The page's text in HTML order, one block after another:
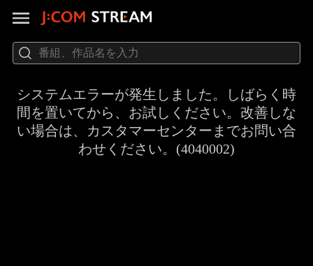
システムエラーが発生しました。しばらく時
間を置いてから、お試しください。改善しな
い場合は、カスタマーセンターまでお問い合
わせください。(4040002)